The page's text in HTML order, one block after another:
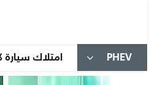
PHEV امتلاك سيارة